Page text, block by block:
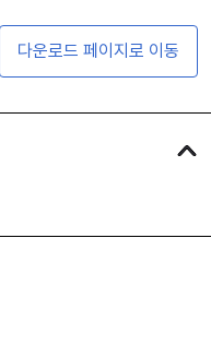
다운로드 페이지로 이동